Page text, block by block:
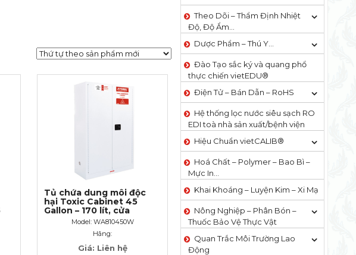
Tủ chứa dung môi độc
hại Toxic Cabinet 45
Gallon – 170 lít, cửa
không tự đóng
Model: WA810450W
Hãng:
Giá: Liên hệ
Theo Dõi – Thẩm Định Nhiệt
Độ, Độ Ẩm…
Dược Phẩm – Thú Y…
Đào Tạo sắc ký và quang phổ
thực chiến vietEDU®
Điện Tử – Bán Dẫn – RoHS
Hệ thống lọc nước siêu sạch RO
EDI​​ toà nhà sản xuất/bệnh viện
Hiệu Chuẩn vietCALIB®
Hoá Chất – Polymer – Bao Bì –
Mực In…
Khai Khoáng – Luyện Kim – Xi Mạ
Nông Nghiệp – Phân Bón –
Thuốc Bảo Vệ Thực Vật
Quan Trắc Môi Trường Lao
Động